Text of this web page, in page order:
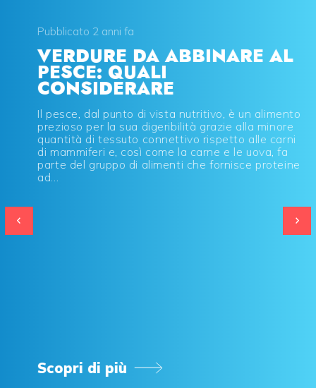
Pubblicato 2 anni fa
VERDURE DA ABBINARE AL
PESCE: QUALI
CONSIDERARE
Il pesce, dal punto di vista nutritivo, è un alimento
prezioso per la sua digeribilità grazie alla minore
quantità di tessuto connettivo rispetto alle carni
di mammiferi e, così come la carne e le uova, fa
parte del gruppo di alimenti che fornisce proteine
ad...
Scopri di più